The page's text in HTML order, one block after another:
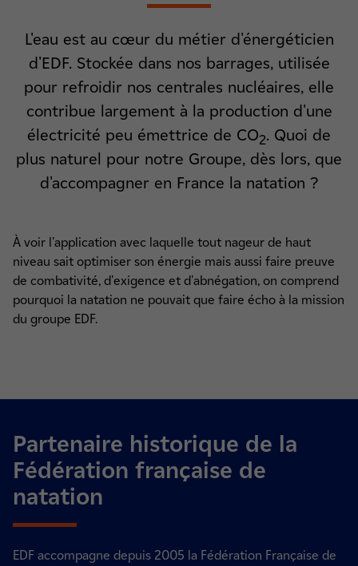
L'eau est au cœur du métier d'énergéticien
d'EDF. Stockée dans nos barrages, utilisée
pour refroidir nos centrales nucléaires, elle
contribue largement à la production d'une
électricité peu émettrice de CO2. Quoi de
plus naturel pour notre Groupe, dès lors, que
d'accompagner en France la natation ?
À voir l'application avec laquelle tout nageur de haut
niveau sait optimiser son énergie mais aussi faire preuve
de combativité, d'exigence et d'abnégation, on comprend
pourquoi la natation ne pouvait que faire écho à la mission
du groupe EDF.
Partenaire historique de la
Fédération française de
natation
EDF accompagne depuis 2005 la Fédération Française de